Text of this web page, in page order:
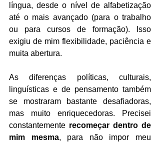
língua, desde o nível de alfabetização
até o mais avançado (para o trabalho
ou para cursos de formação). Isso
exigiu de mim flexibilidade, paciência e
muita abertura.
As diferenças políticas, culturais,
linguísticas e de pensamento também
se mostraram bastante desafiadoras,
mas muito enriquecedoras. Precisei
constantemente recomeçar dentro de
mim mesma, para não impor meu